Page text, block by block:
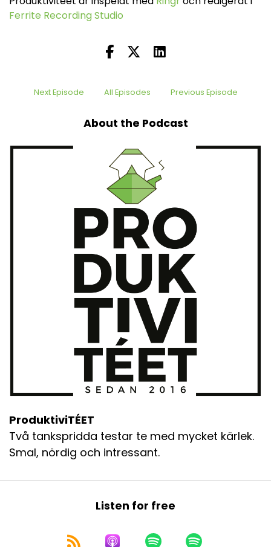
Ferrite Recording Studio
Next Episode All Episodes Previous Episode
About the Podcast
ProduktiviTÉET
Två tankspridda testar te med mycket kärlek.
Smal, nördig och intressant.
Listen for free